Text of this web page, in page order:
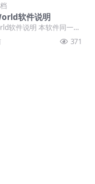
软件说明
软件说明 本软件同一账
电脑使用。 用户登陆软
371